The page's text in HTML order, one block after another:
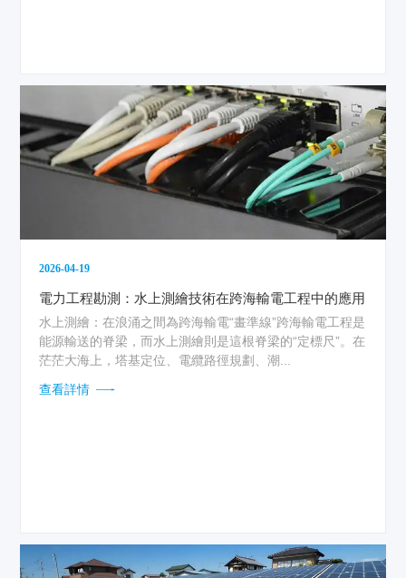
2026-04-19
電力工程勘測：水上測繪技術在跨海輸電工程中的應用
水上測繪：在浪涌之間為跨海輸電“畫準線”跨海輸電工程是
能源輸送的脊梁，而水上測繪則是這根脊梁的“定標尺”。在
茫茫大海上，塔基定位、電纜路徑規劃、潮...
查看詳情